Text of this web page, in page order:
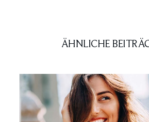
ÄHNLICHE